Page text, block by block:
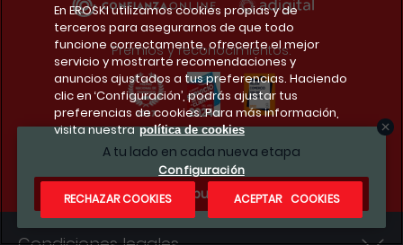
A tu lado en cada nueva etapa
¿Te apuntas?
Premios y reconocimientos:
Descarga la app del club
En EROSKI utilizamos cookies propias y de
terceros para asegurarnos de que todo
funcione correctamente, ofrecerte el mejor
servicio y mostrarte recomendaciones y
anuncios ajustados a tus preferencias. Haciendo
clic en ‘Configuración’, podrás ajustar tus
preferencias de cookies. Para más información,
visita nuestra política de cookies
Configuración
RECHAZAR COOKIES
ACEPTAR COOKIES